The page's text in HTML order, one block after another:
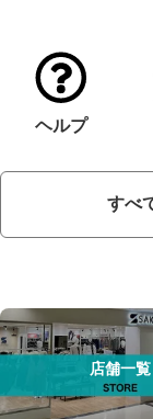
ヘルプ
すべ
店舗一覧